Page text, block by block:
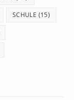
SCHULE (15)